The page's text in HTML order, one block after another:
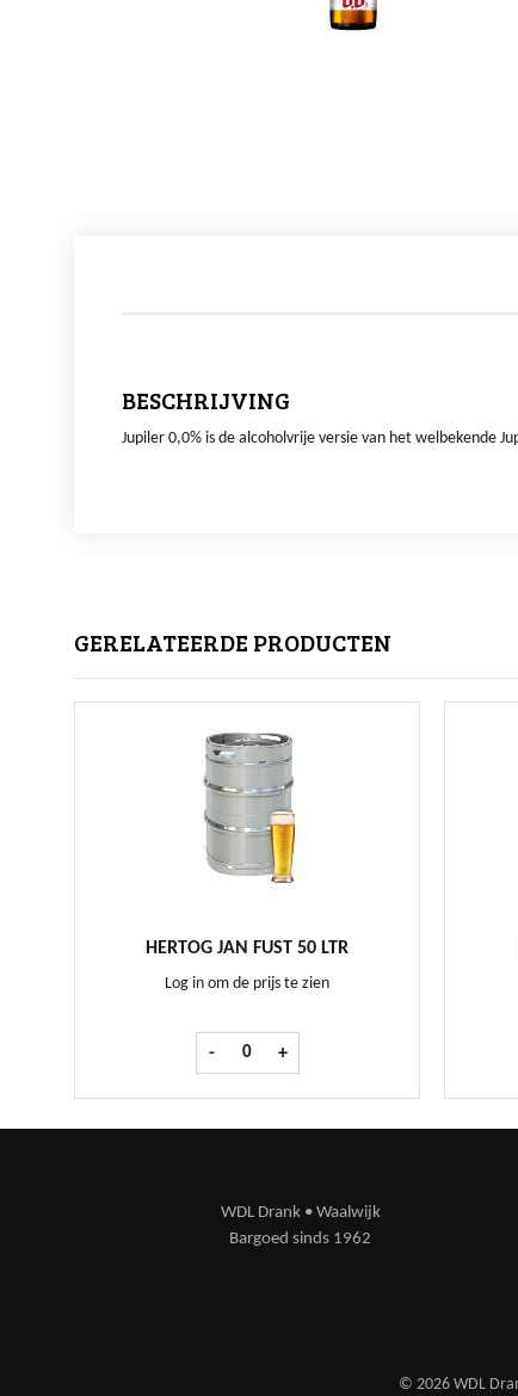
BESCHRIJVING
Jupiler 0,0% is de alcoholvrije versie van het welbekende
GERELATEERDE PRODUCTEN
HERTOG JAN FUST 50 LTR
Log in om de prijs te zien
- Hertog Jan fust 50 ltr aantal
+
WDL Drank • Waalwijk
Bargoed sinds 1962
© 2026 WDL